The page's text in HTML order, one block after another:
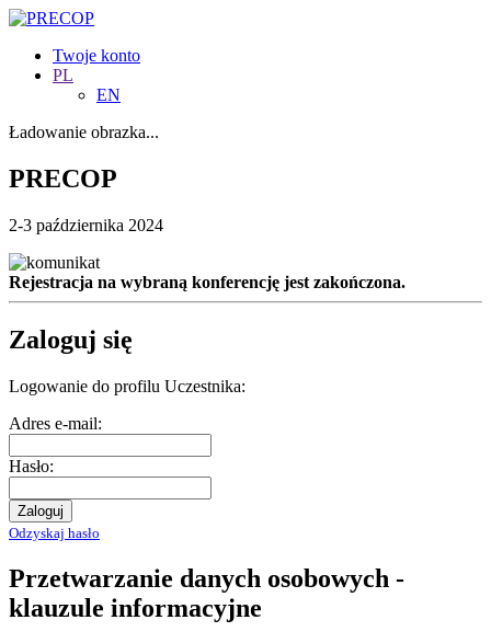
Twoje konto
PL
EN
Ładowanie obrazka...
PRECOP
2-3 października 2024
Rejestracja na wybraną konferencję jest zakończona.
Zaloguj się
Logowanie do profilu Uczestnika:
Adres e-mail:
Hasło:
Zaloguj
Odzyskaj hasło
Przetwarzanie danych osobowych -
klauzule informacyjne